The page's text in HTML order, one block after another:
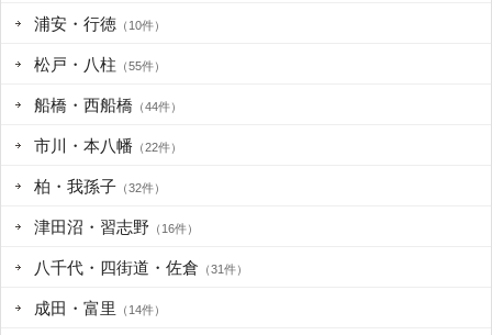
浦安・行徳 （10件）
松戸・八柱 （55件）
船橋・西船橋 （44件）
市川・本八幡 （22件）
柏・我孫子 （32件）
津田沼・習志野 （16件）
八千代・四街道・佐倉 （31件）
成田・富里 （14件）